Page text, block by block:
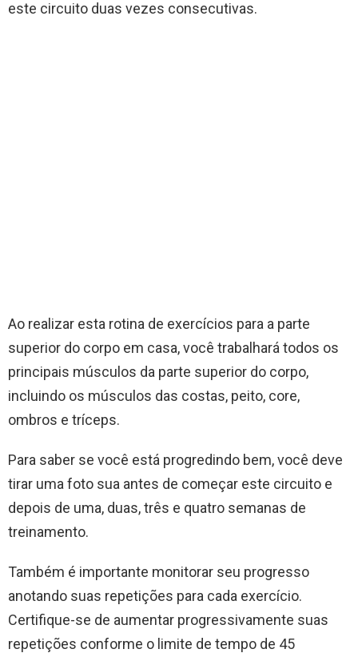
este circuito duas vezes consecutivas.
Ao realizar esta rotina de exercícios para a parte
superior do corpo em casa, você trabalhará todos os
principais músculos da parte superior do corpo,
incluindo os músculos das costas, peito, core,
ombros e tríceps.
Para saber se você está progredindo bem, você deve
tirar uma foto sua antes de começar este circuito e
depois de uma, duas, três e quatro semanas de
treinamento.
Também é importante monitorar seu progresso
anotando suas repetições para cada exercício.
Certifique-se de aumentar progressivamente suas
repetições conforme o limite de tempo de 45